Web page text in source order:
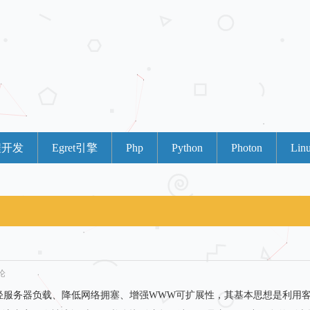
发 Egret引擎 Php Python Photon
服务器负载、降低网络拥塞、增强WWW可扩展性，其基本思想是利用